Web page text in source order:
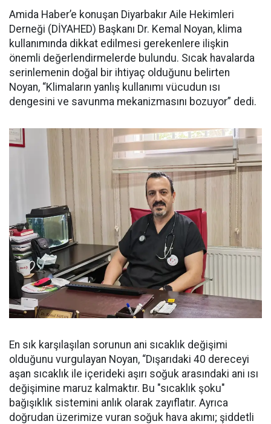
Amida Haber’e konuşan Diyarbakır Aile Hekimleri
Derneği (DİYAHED) Başkanı Dr. Kemal Noyan, klima
kullanımında dikkat edilmesi gerekenlere ilişkin
önemli değerlendirmelerde bulundu. Sıcak havalarda
serinlemenin doğal bir ihtiyaç olduğunu belirten
Noyan, “Klimaların yanlış kullanımı vücudun ısı
dengesini ve savunma mekanizmasını bozuyor” dedi.
En sık karşılaşılan sorunun ani sıcaklık değişimi
olduğunu vurgulayan Noyan, “Dışarıdaki 40 dereceyi
aşan sıcaklık ile içerideki aşırı soğuk arasındaki ani ısı
değişimine maruz kalmaktır. Bu "sıcaklık şoku"
bağışıklık sistemini anlık olarak zayıflatır. Ayrıca
doğrudan üzerimize vuran soğuk hava akımı; şiddetli